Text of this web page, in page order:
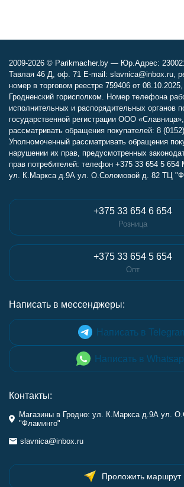
2009-2026 © Parikmacher.by — Юр.Адрес:
Тавлая 46 Д, оф. 71 E-mail: slavnica@inbox.ru,
номер в торговом реестре 759406 от
Гродненский горисполком. Номер телефона
исполнительных и распорядительных органов
государственной регистрации ООО
рассматривать обращения покупателей: 8
Уполномоченный рассматривать обращения
нарушении их прав, предусмотренных
прав потребителей: телефон +375 33 654 5 654
ул. К.Маркса д.9А ул. О.Соломовой д. 82 ТЦ
+375 33 654 6 654
Розница
+375 33 654 5 654
Опт
Написать в мессенджеры:
Написать в
Написать в
Контакты:
Магазины в Гродно: ул. К.Маркса д.9А ул.
"Фламинго"
slavnica@inbox.ru
Проложить маршрут